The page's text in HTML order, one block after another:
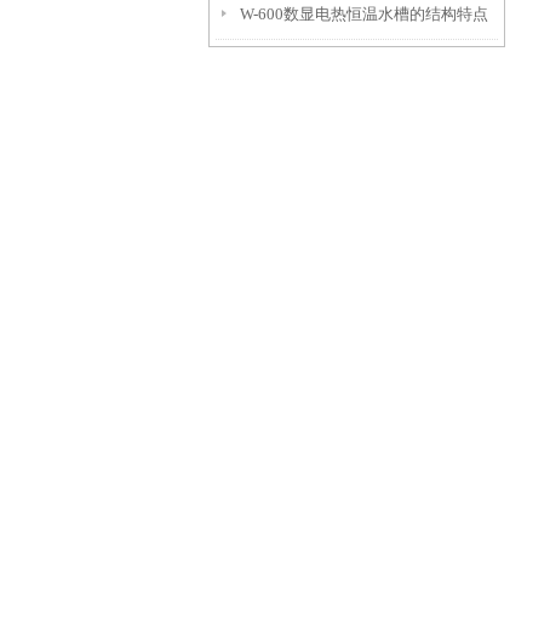
程中的几个要点
W-600数显电热恒温水槽的结构特点